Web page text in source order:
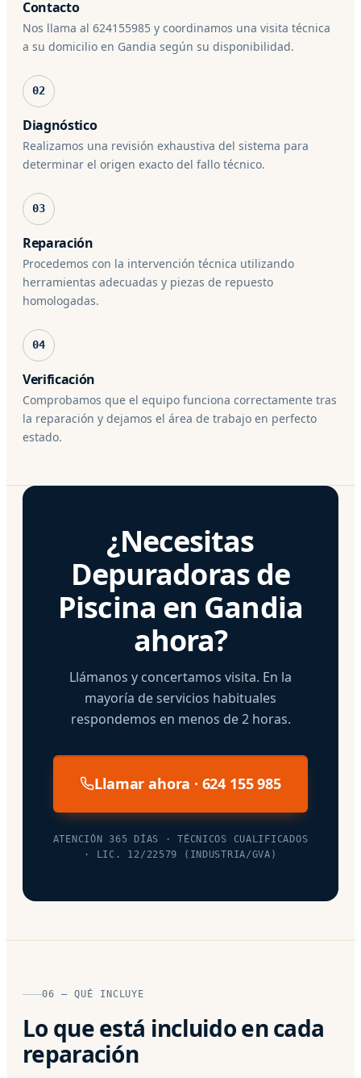
Contacto
Nos llama al 624155985 y coordinamos una visita técnica
a su domicilio en Gandia según su disponibilidad.
02
Diagnóstico
Realizamos una revisión exhaustiva del sistema para
determinar el origen exacto del fallo técnico.
03
Reparación
Procedemos con la intervención técnica utilizando
herramientas adecuadas y piezas de repuesto
homologadas.
04
Verificación
Comprobamos que el equipo funciona correctamente tras
la reparación y dejamos el área de trabajo en perfecto
estado.
¿Necesitas
Depuradoras de
Piscina en Gandia
ahora?
Llámanos y concertamos visita. En la
mayoría de servicios habituales
respondemos en menos de 2 horas.
Llamar ahora · 624 155 985
ATENCIÓN 365 DÍAS · TÉCNICOS CUALIFICADOS
· LIC. 12/22579 (INDUSTRIA/GVA)
06 — QUÉ INCLUYE
Lo que está incluido en cada
reparación